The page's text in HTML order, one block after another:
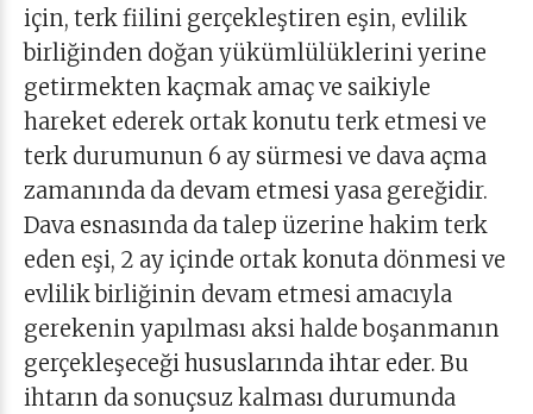
için, terk fiilini gerçekleştiren eşin, evlilik
birliğinden doğan yükümlülüklerini yerine
getirmekten kaçmak amaç ve saikiyle
hareket ederek ortak konutu terk etmesi ve
terk durumunun 6 ay sürmesi ve dava açma
zamanında da devam etmesi yasa gereğidir.
Dava esnasında da talep üzerine hakim terk
eden eşi, 2 ay içinde ortak konuta dönmesi ve
evlilik birliğinin devam etmesi amacıyla
gerekenin yapılması aksi halde boşanmanın
gerçekleşeceği hususlarında ihtar eder. Bu
ihtarın da sonuçsuz kalması durumunda